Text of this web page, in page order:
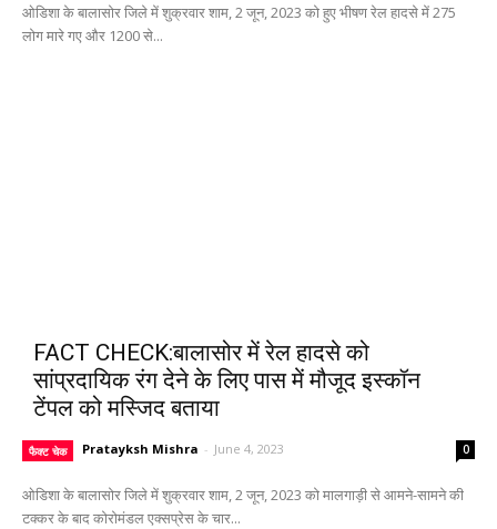
ओडिशा के बालासोर जिले में शुक्रवार शाम, 2 जून, 2023 को हुए भीषण रेल हादसे में 275
लोग मारे गए और 1200 से...
FACT CHECK:बालासोर में रेल हादसे को
सांप्रदायिक रंग देने के लिए पास में मौजूद इस्कॉन
टेंपल को मस्जिद बताया
फैक्ट चेक Pratayksh Mishra - June 4, 2023 0
ओडिशा के बालासोर जिले में शुक्रवार शाम, 2 जून, 2023 को मालगाड़ी से आमने-सामने की
टक्कर के बाद कोरोमंडल एक्सप्रेस के चार...